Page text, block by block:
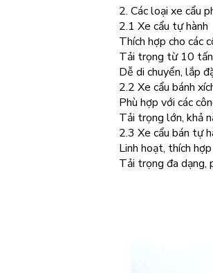
2. Các loại xe cẩu
2.1 Xe cẩu tự hành
Thích hợp cho các
Tải trọng từ 10
Dễ di chuyển, lắp
2.2 Xe cẩu bánh
Phù hợp với các
Tải trọng lớn, khả
2.3 Xe cẩu bán tự
Linh hoạt, thích
Tải trọng đa dạng,